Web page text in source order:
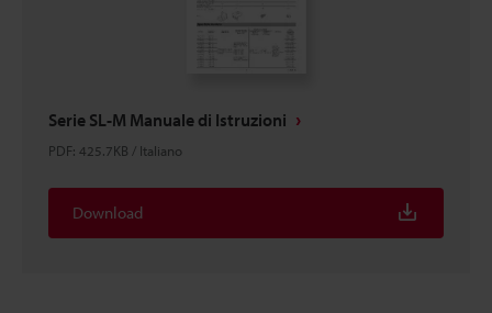
Serie SL-M Manuale di Istruzioni
PDF: 425.7KB / Italiano
Download